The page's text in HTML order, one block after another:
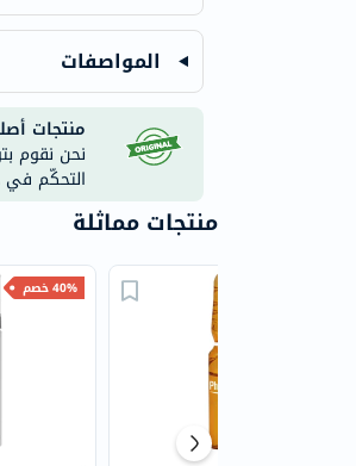
المواصفات
منتجات أصلية
نحن نقوم
التحكّم في
منتجات مماثلة
40% خصم